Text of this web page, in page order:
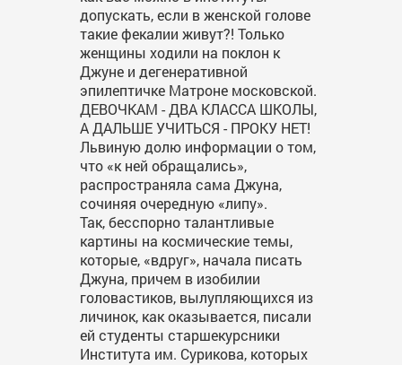
допускать, если в женской голове
такие фекалии живут?! Только
женщины ходили на поклон к
Джуне и дегенеративной
эпилептичке Матроне московской.
ДЕВОЧКАМ - ДВА КЛАССА ШКОЛЫ,
А ДАЛЬШЕ УЧИТЬСЯ - ПРОКУ НЕТ!
Львиную долю информации о том,
что «к ней обращались»,
распространяла сама Джуна,
сочиняя очередную «липу».
Так, бесспорно талантливые
картины на космические темы,
которые, «вдруг», начала писать
Джуна, причем в изобилии
головастиков, вылупляющихся из
личинок, как оказывается, писали
ей студенты старшекурсники
Института им. Сурикова, которых